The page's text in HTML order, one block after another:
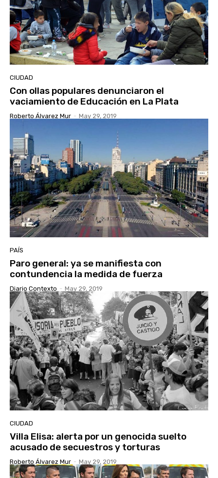
CIUDAD
Con ollas populares denunciaron el
vaciamiento de Educación en La Plata
Roberto Álvarez Mur - May 29, 2019
PAÍS
Paro general: ya se manifiesta con
contundencia la medida de fuerza
Diario Contexto - May 29, 2019
CIUDAD
Villa Elisa: alerta por un genocida suelto
acusado de secuestros y torturas
Roberto Álvarez Mur - May 29, 2019